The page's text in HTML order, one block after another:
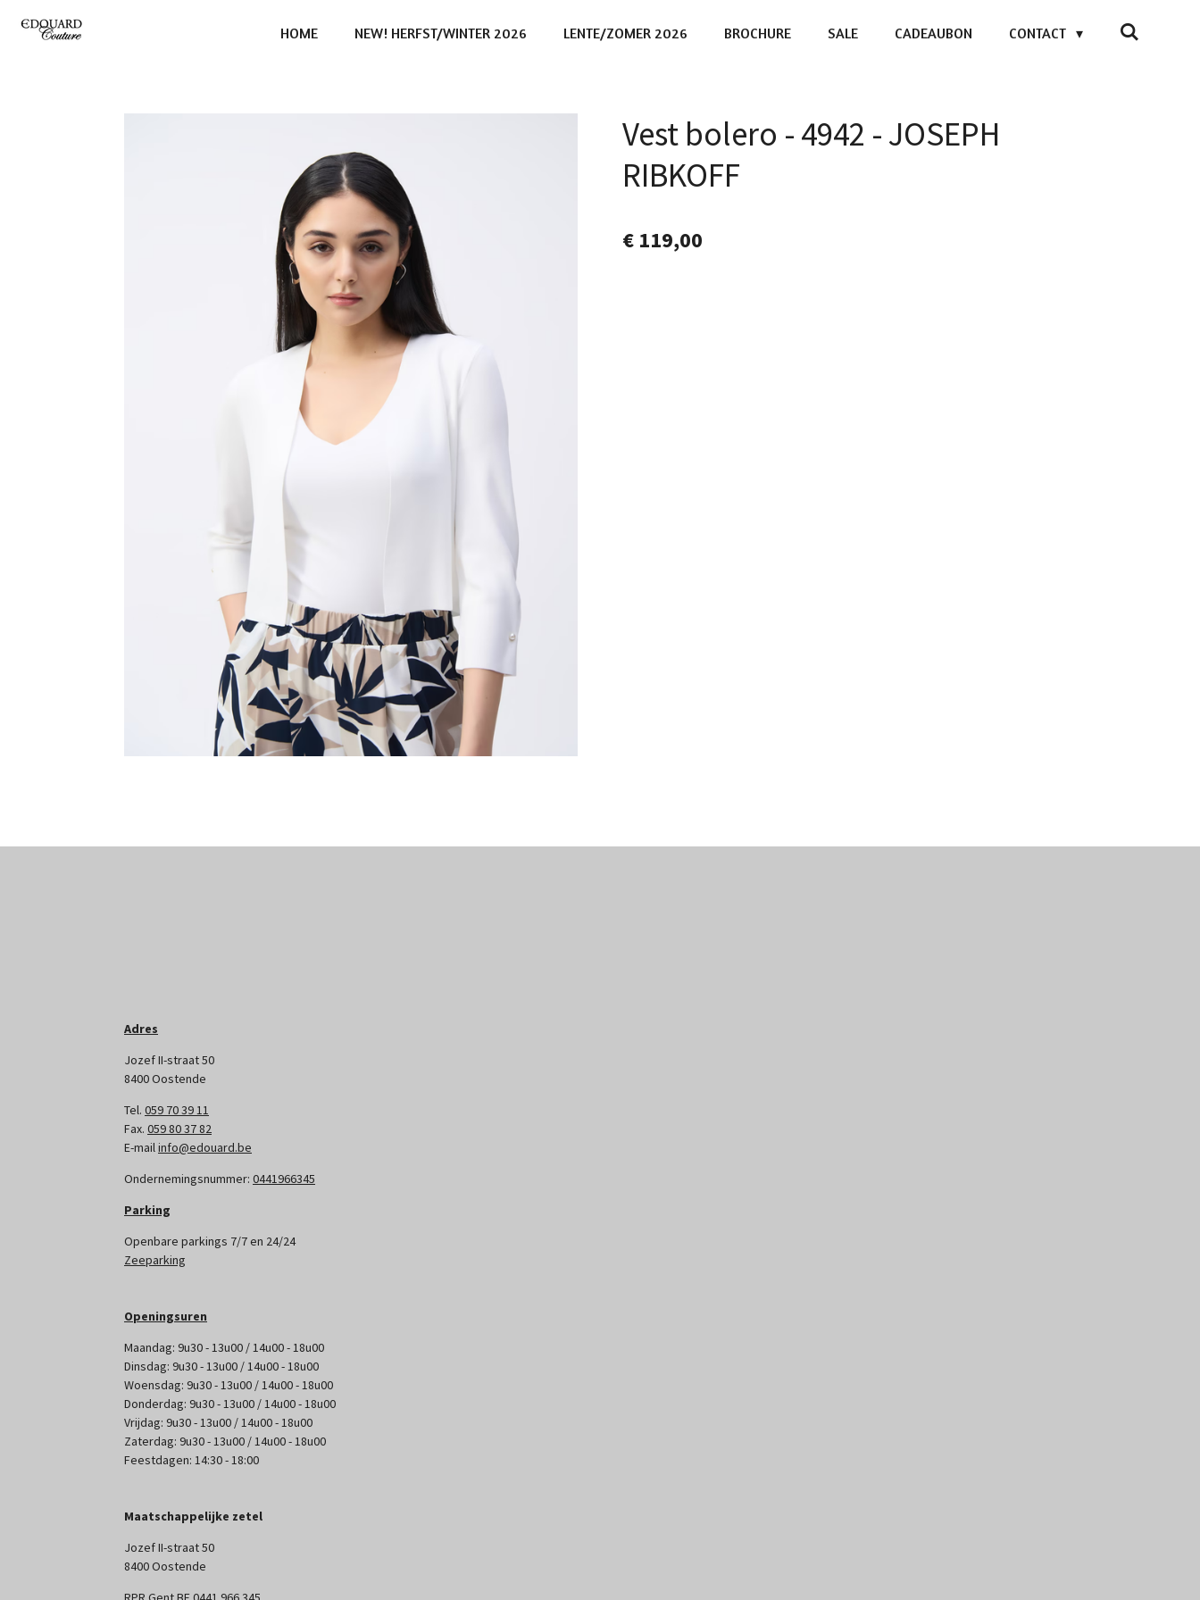
Ga
direct
HOME NEW! HERFST/WINTER 2026 LENTE/ZOMER 2026 BROCHURE SALE CADEAUBON CONTACT
Vest bolero - 4942 - JOSEPH
RIBKOFF
€ 119,00
Adres
Jozef II-straat 50
8400 Oostende
Tel. 059 70 39 11
Fax. 059 80 37 82
E-mailinfo@edouard.be
Ondernemingsnummer: 0441966345
Parking
Openbare parkings 7/7 en 24/24
Zeeparking
Openingsuren
Maandag: 9u30 - 13u00 / 14u00 - 18u00
Dinsdag: 9u30 - 13u00 / 14u00 - 18u00
Woensdag: 9u30 - 13u00 / 14u00 - 18u00
Donderdag: 9u30 - 13u00 / 14u00 - 18u00
Vrijdag: 9u30 - 13u00 / 14u00 - 18u00
Zaterdag: 9u30 - 13u00 / 14u00 - 18u00
Feestdagen: 14:30 - 18:00
Maatschappelijke zetel
Jozef II-straat 50
8400 Oostende